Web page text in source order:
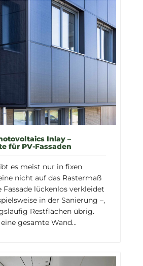
Inlay –
für PV-Fassaden
es meist nur in fixen
nicht auf das Rastermaß
lückenlos verkleidet
in der Sanierung –,
Restflächen übrig.
gesamte Wand...